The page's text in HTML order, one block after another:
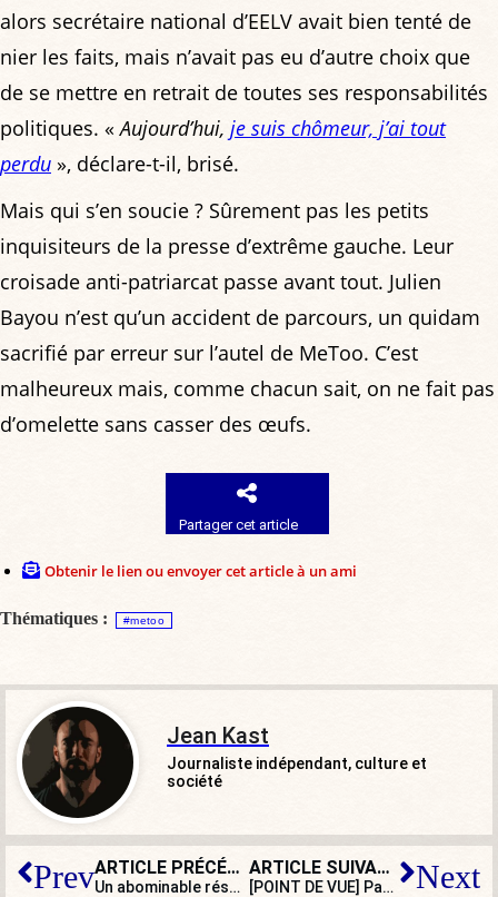
alors secrétaire national d’EELV avait bien tenté de
nier les faits, mais n’avait pas eu d’autre choix que
de se mettre en retrait de toutes ses responsabilités
politiques. «Aujourd’hui, je suis chômeur, j’ai tout
perdu », déclare-t-il, brisé.
Mais qui s’en soucie ? Sûrement pas les petits
inquisiteurs de la presse d’extrême gauche. Leur
croisade anti-patriarcat passe avant tout. Julien
Bayou n’est qu’un accident de parcours, un quidam
sacrifié par erreur sur l’autel de MeToo. C’est
malheureux mais, comme chacun sait, on ne fait pas
d’omelette sans casser des œufs.
Partager cet article
Obtenir le lien ou envoyer cet article à un ami
Thématiques : #metoo
Jean Kast
Journaliste indépendant, culture et
société
Prev ARTICLE PRÉCÉDENT
Un abominable réseau pédophile : l’un des suspects est un ancien candidat LFI
ARTICLE SUIVANT
[POINT DE VUE] Pas de foie gras à l’Assemblée nationale ! Next